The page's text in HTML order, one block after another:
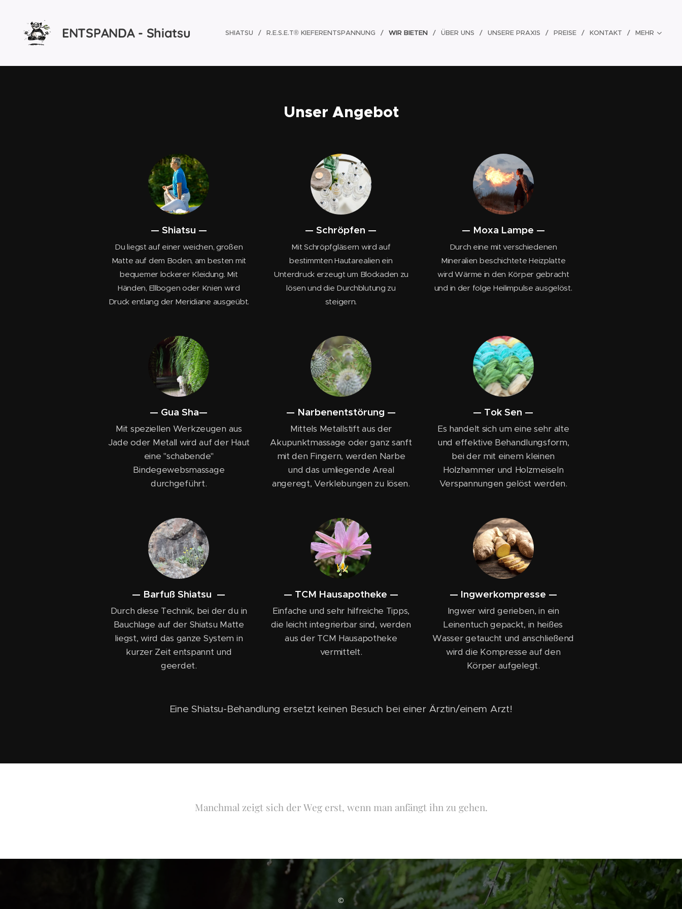
ENTSPANDA - Shiatsu SHIATSU R.E.S.E.T® KIEFERENTSPANNUNG WIR BIETEN ÜBER UNS UNSERE PRAXIS PREISE KONTAKT MEHR
Unser Angebot
— Shiatsu —
Du liegst auf einer weichen, großen
Matte auf dem Boden, am besten mit
bequemer lockerer Kleidung. Mit
Händen, Ellbogen oder Knien wird
Druck entlang der Meridiane ausgeübt.
— Schröpfen —
Mit Schröpfgläsern wird auf
bestimmten Hautarealien ein
Unterdruck erzeugt um Blockaden zu
lösen und die Durchblutung zu
steigern.
— Moxa Lampe —
Durch eine mit verschiedenen
Mineralien beschichtete Heizplatte
wird Wärme in den Körper gebracht
und in der folge Heilimpulse ausgelöst.
— Gua Sha—
Mit speziellen Werkzeugen aus
Jade oder Metall wird auf der Haut
eine "schabende"
Bindegewebsmassage
durchgeführt.
— Narbenentstörung —
Mittels Metallstift aus der
Akupunktmassage oder ganz sanft
mit den Fingern, werden Narbe
und das umliegende Areal
angeregt, Verklebungen zu lösen.
— Tok Sen —
Es handelt sich um eine sehr alte
und effektive Behandlungsform,
bei der mit einem kleinen
Holzhammer und Holzmeiseln
Verspannungen gelöst werden.
— Barfuß Shiatsu —
Durch diese Technik, bei der du in
Bauchlage auf der Shiatsu Matte
liegst, wird das ganze System in
kurzer Zeit entspannt und
geerdet.
— TCM Hausapotheke —
Einfache und sehr hilfreiche Tipps,
die leicht integrierbar sind, werden
aus der TCM Hausapotheke
vermittelt.
— Ingwerkompresse —
Ingwer wird gerieben, in ein
Leinentuch gepackt, in heißes
Wasser getaucht und anschließend
wird die Kompresse auf den
Körper aufgelegt.
Eine Shiatsu-Behandlung ersetzt keinen Besuch bei einer Ärztin/einem Arzt!
Manchmal zeigt sich der Weg erst, wenn man anfängt ihn zu gehen.
©